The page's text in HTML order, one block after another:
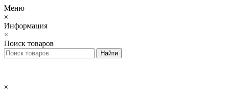
Меню
×
Информация
×
Поиск товаров
×